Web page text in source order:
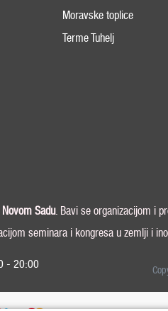
Moravske toplice
Terme Tuhelj
Novom Sadu. Bavi se organizacijom i
seminara i kongresa u zemlji i
- 20:00